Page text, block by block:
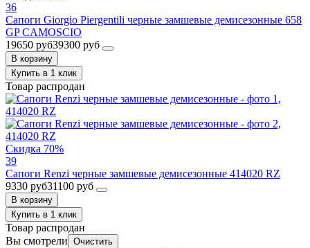
36
Сапоги Giorgio Piergentili черные замшевые демисезонные 658
GP CAMOSCIO
19650 руб39300 руб
В корзину
Купить в 1 клик
Товар распродан
Скидка 70%
39
Сапоги Renzi черные замшевые демисезонные 414020 RZ
9330 руб31100 руб
В корзину
Купить в 1 клик
Товар распродан
Вы смотрели Очистить